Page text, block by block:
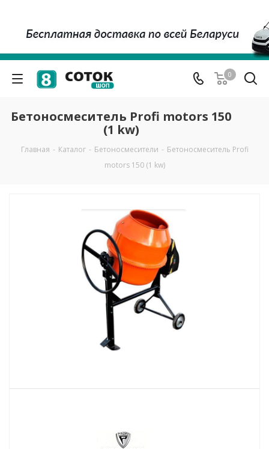
0
Бетоносмеситель Profi motors 150
(1 kw)
Главная - Каталог - Бетоносмесители - Бетоносмеситель Profi
motors 150 (1 kw)